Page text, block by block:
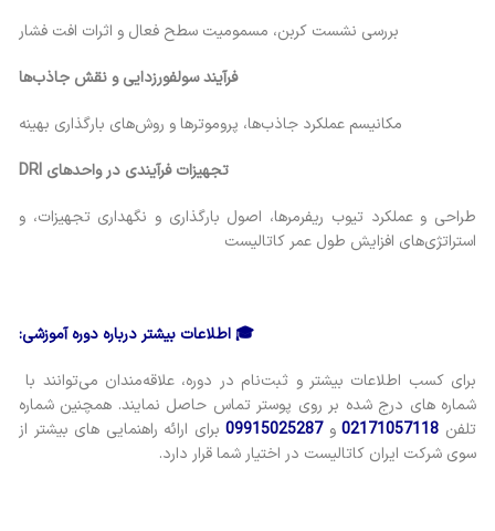
بررسی نشست کربن، مسمومیت سطح فعال و اثرات افت فشار
فرآیند سولفورزدایی و نقش جاذب‌ها
مکانیسم عملکرد جاذب‌ها، پروموترها و روش‌های بارگذاری بهینه
تجهیزات فرآیندی در واحدهای
طراحی و عملکرد تیوب ریفرمرها، اصول بارگذاری و نگهداری تجهیزات، و
استراتژی‌های افزایش طول عمر کاتالیست
🎓 اطلاعات بیشتر درباره دوره آموزشی:
برای کسب اطلاعات بیشتر و ثبت‌نام در دوره، علاقه‌مندان می‌توانند با
شماره های درج شده بر روی پوستر تماس حاصل نمایند. همچنین شماره
تلفن 02171057118و09915025287برای ارائه راهنمایی های بیشتر از
سوی شرکت ایران کاتالیست در اختیار شما قرار دارد.